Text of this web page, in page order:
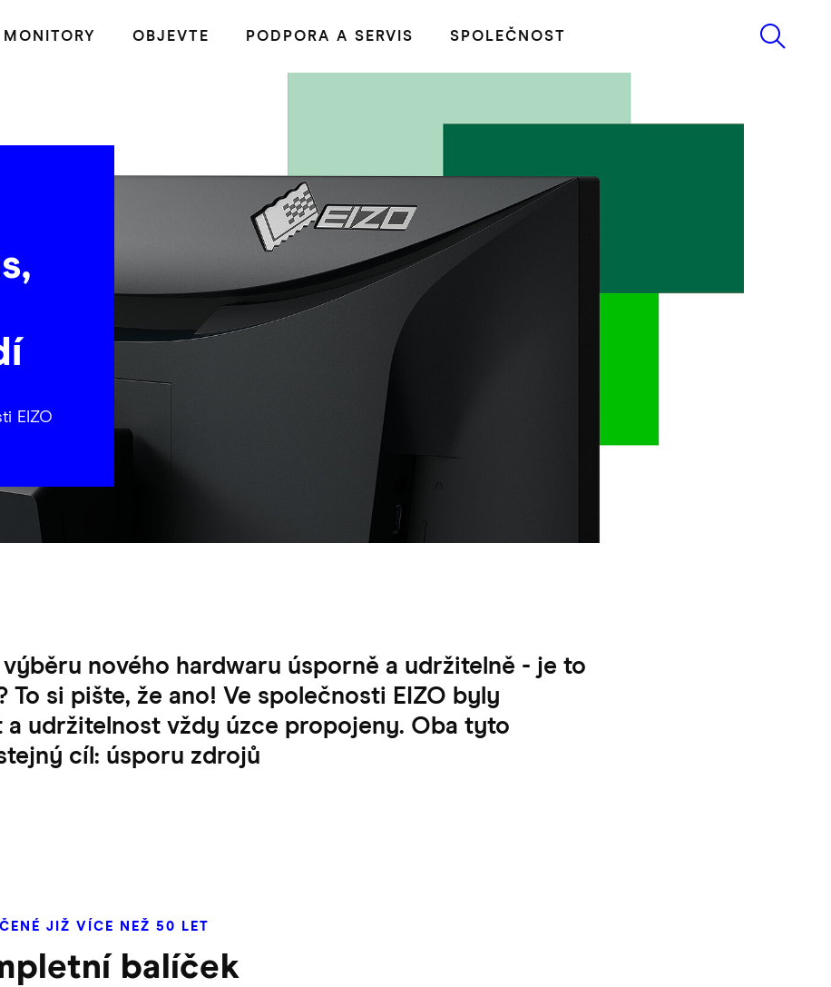
MONITORY OBJEVTE PODPORA A SERVIS SPOLEČNOST
EIZO
nového hardwaru úsporně a udržitelně - je to
To si pište, že ano! Ve společnosti EIZO byly
a udržitelnost vždy úzce propojeny. Oba tyto
cíl: úsporu zdrojů
JIŽ VÍCE NEŽ 50 LET
balíček